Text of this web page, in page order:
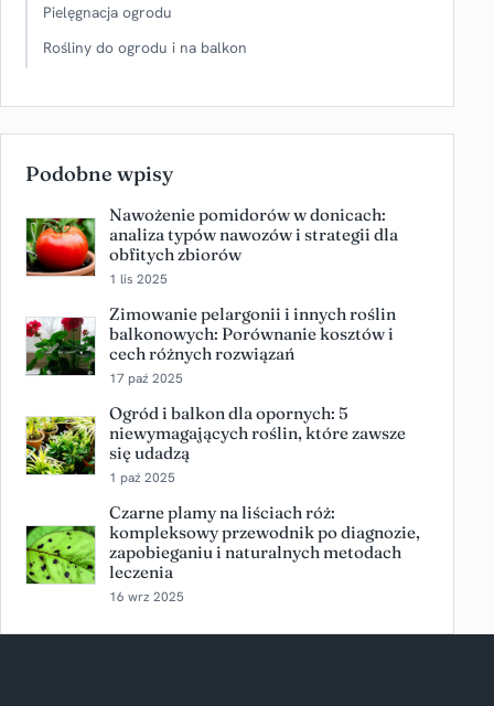
Pielęgnacja ogrodu
Rośliny do ogrodu i na balkon
Podobne wpisy
Nawożenie pomidorów w donicach:
analiza typów nawozów i strategii dla
obfitych zbiorów
1 lis 2025
Zimowanie pelargonii i innych roślin
balkonowych: Porównanie kosztów i
cech różnych rozwiązań
17 paź 2025
Ogród i balkon dla opornych: 5
niewymagających roślin, które zawsze
się udadzą
1 paź 2025
Czarne plamy na liściach róż:
kompleksowy przewodnik po diagnozie,
zapobieganiu i naturalnych metodach
leczenia
16 wrz 2025